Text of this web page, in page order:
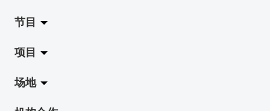
关于艺穗会
艺穗会的演化
使命与宗旨
节目
拉阔
展览
项目
Jazz-Go-Central, Jazz-Go-Fringe
场地